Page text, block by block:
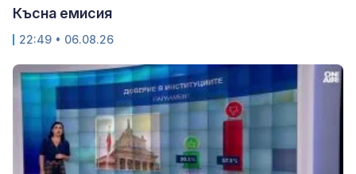
Късна емисия
22:49 • 06.08.26